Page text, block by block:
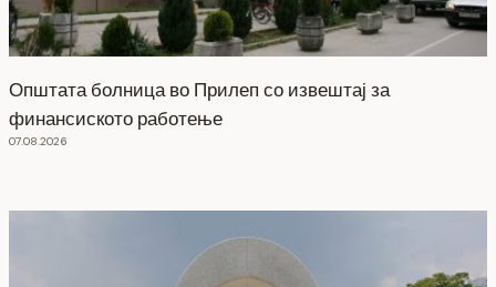
Општата болница во Прилеп со извештај за
финансиското работење
07.08.2026